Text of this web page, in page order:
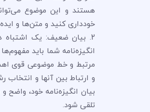
هستند و این موضوع
خودداری کنید و متن‌ها و
2. بیان ضعیف: یک
انگیزه‌نامه شما باید
مرتبط و خط موضوعی قوی
و ارتباط بین آنها و
بیان انگیزه‌نامه خود،
تلقی شود.